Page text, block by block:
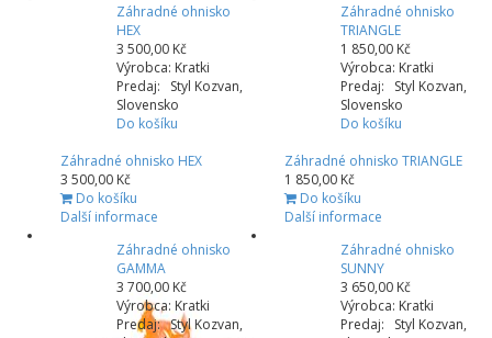
Záhradné ohnisko
HEX
3 500,00 Kč
Výrobca: Kratki
Predaj: Styl Kozvan,
Slovensko
Do košíku
Záhradné ohnisko HEX
3 500,00 Kč
Do košíku
Další informace
Záhradné ohnisko
TRIANGLE
1 850,00 Kč
Výrobca: Kratki
Predaj: Styl Kozvan,
Slovensko
Do košíku
Záhradné ohnisko TRIANGLE
1 850,00 Kč
Do košíku
Další informace
Záhradné ohnisko
GAMMA
3 700,00 Kč
Výrobca: Kratki
Predaj: Styl Kozvan,
Záhradné ohnisko
SUNNY
3 650,00 Kč
Výrobca: Kratki
Predaj: Styl Kozvan,